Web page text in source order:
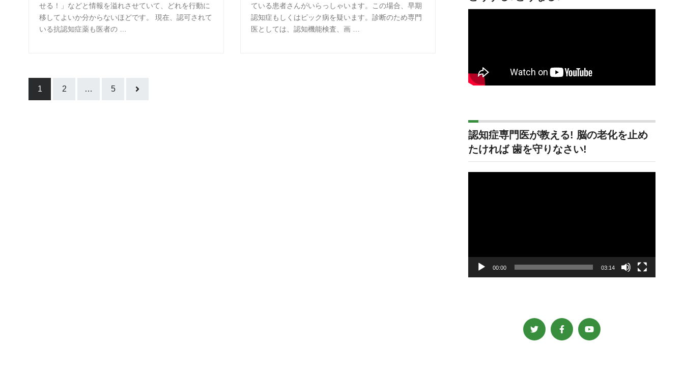
せる！」などと情報を溢れさせていて、どれを行動に
移してよいか分からないほどです。 現在、認可されて
いる抗認知症薬も医者の …
ている患者さんがいらっしゃいます。この場合、早期
認知症もしくはピック病を疑います。診断のため専門
医としては、認知機能検査、画 …
1 2 … 5
認知症専門医が教える! 脳の老化を止め
たければ 歯を守りなさい!
00:00 03:14